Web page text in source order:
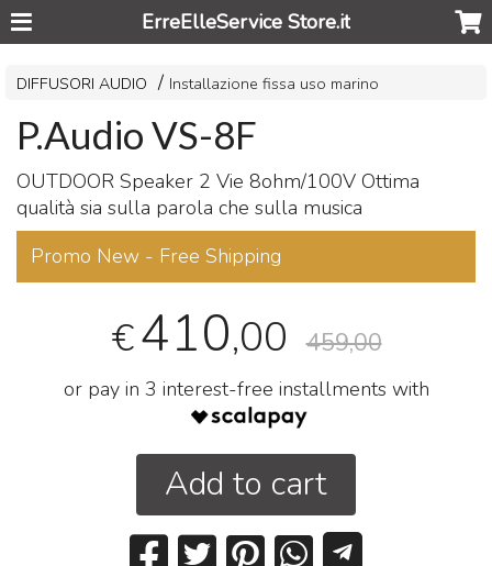
ErreElleService Store.it
DIFFUSORI AUDIO Installazione fissa uso marino
P.Audio VS-8F
OUTDOOR Speaker 2 Vie 8ohm/100V Ottima
qualità sia sulla parola che sulla musica
Promo New - Free Shipping
€410,00 459,00
or pay in 3 interest-free installments with
Add to cart